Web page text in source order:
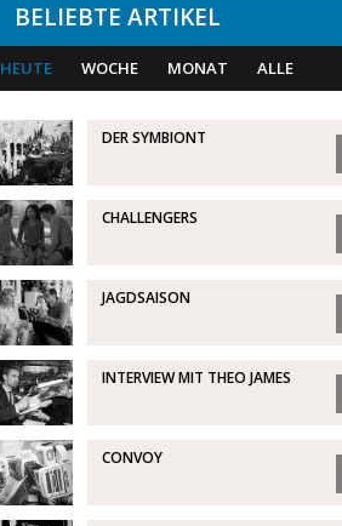
BELIEBTE ARTIKEL
HEUTE WOCHE MONAT ALLE
DER SYMBIONT
CHALLENGERS
JAGDSAISON
INTERVIEW MIT THEO JAMES
CONVOY